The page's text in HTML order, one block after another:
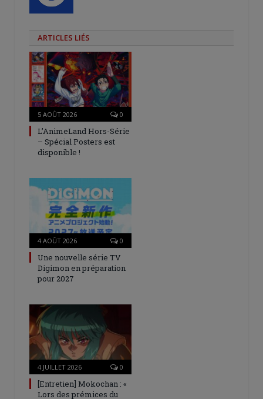
ARTICLES LIÉS
5 AOÛT 2026 0
L’AnimeLand Hors-Série
– Spécial Posters est
disponible !
4 AOÛT 2026 0
Une nouvelle série TV
Digimon en préparation
pour 2027
4 JUILLET 2026 0
[Entretien] Mokochan : «
Lors des prémices du